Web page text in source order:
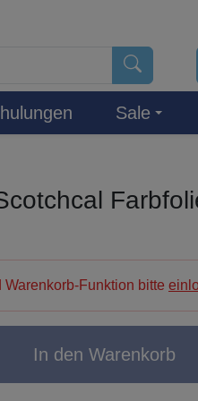
Sale
Funktion bitte
In den Warenkorb